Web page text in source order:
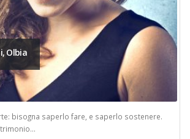
Olbia
bisogna saperlo fare, e saperlo sostenere.